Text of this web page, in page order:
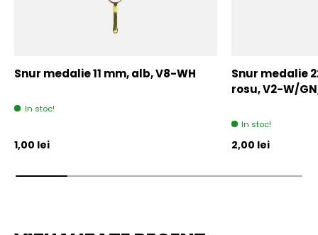
Snur medalie 11 mm, alb, V8-WH
In stoc!
Pret initial
1,00 lei
Snur medalie
rosu, V2-W/
In stoc!
Pret initial
2,00 lei